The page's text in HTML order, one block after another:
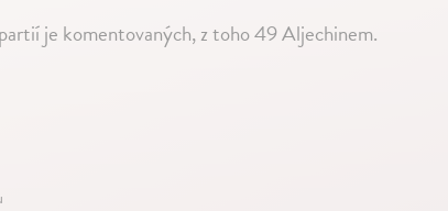
je komentovaných, z toho 49 Aljechinem.